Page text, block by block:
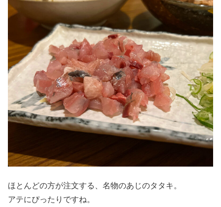
ほとんどの方が注文する、名物のあじのタタキ。
アテにぴったりですね。